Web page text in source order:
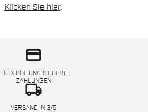
Klicken Sie hier.
credit_card
FLEXIBLE UND SICHERE
ZAHLUNGEN
local_shipping
VERSAND IN 3/5